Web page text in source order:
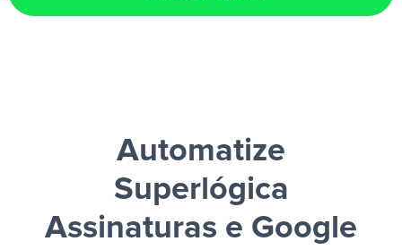
Automatize
Superlógica
Assinaturas e Google